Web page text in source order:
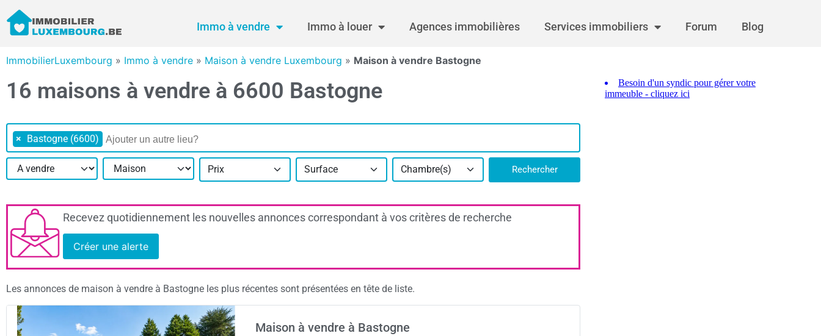
Immo à vendre Immo à louer Agences immobilières Services immobiliers Forum Blog
ImmobilierLuxembourg » Immo à vendre » Maison à vendre Luxembourg » Maison à vendre Bastogne
16 maisons à vendre à 6600 Bastogne
× Bastogne (6600)
Prix Surface Chambre(s) Rechercher
Recevez quotidiennement les nouvelles annonces correspondant à vos critères de recherche
Créer une alerte
Les annonces de maison à vendre à Bastogne les plus récentes sont présentées en tête de liste.
Maison à vendre à Bastogne